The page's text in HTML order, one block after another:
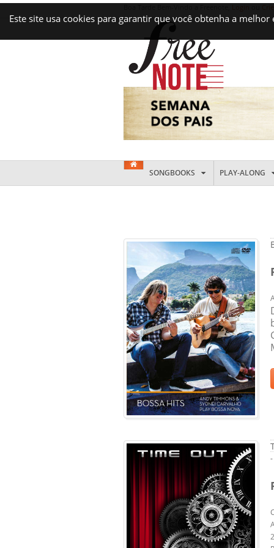
Este site usa cookies para garantir que você obtenha a
SONGBOOKS PLAY-ALONG